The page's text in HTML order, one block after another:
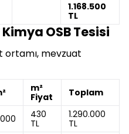
1.168.500
TL
OSB Tesisi
ortamı, mevzuat
m²
Fiyat
Toplam
430
TL
1.290.000
TL